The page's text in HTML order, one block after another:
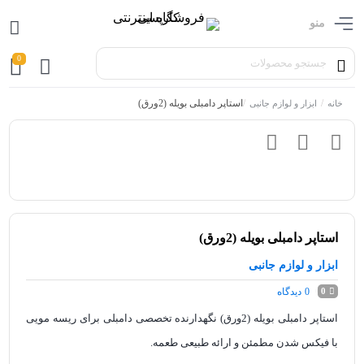
منو
0
خانه / ابزار و لوازم جانبی / استاپر دامبلی بویله (2ورق)
استاپر دامبلی بویله (2ورق)
ابزار و لوازم جانبی
0
0 دیدگاه
استاپر دامبلی بویله (2ورق) نگهدارنده تخصصی دامبلی برای ریسه مویی
با فیکس شدن مطمئن و ارائه طبیعی طعمه.